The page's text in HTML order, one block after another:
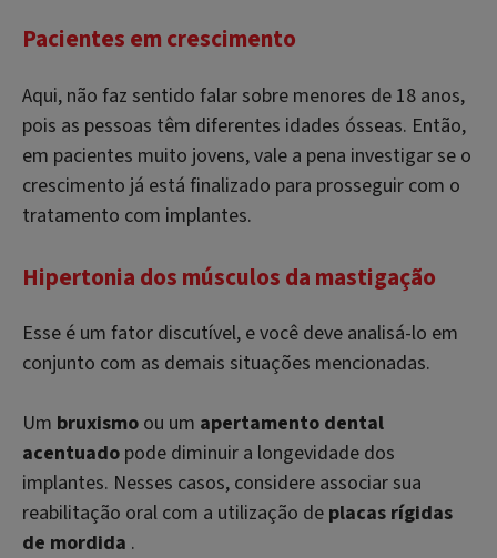
Pacientes em crescimento
Aqui, não faz sentido falar sobre menores de 18 anos,
pois as pessoas têm diferentes idades ósseas. Então,
em pacientes muito jovens, vale a pena investigar se o
crescimento já está finalizado para prosseguir com o
tratamento com implantes.
Hipertonia dos músculos da mastigação
Esse é um fator discutível, e você deve analisá-lo em
conjunto com as demais situações mencionadas.
Um bruxismo ou um apertamento dental
acentuado pode diminuir a longevidade dos
implantes. Nesses casos, considere associar sua
reabilitação oral com a utilização de placas rígidas
de mordida .